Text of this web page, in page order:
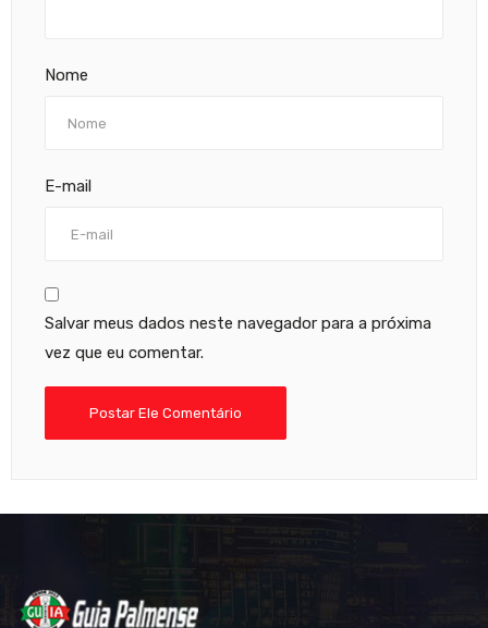
Nome
E-mail
Salvar meus dados neste navegador para a próxima
vez que eu comentar.